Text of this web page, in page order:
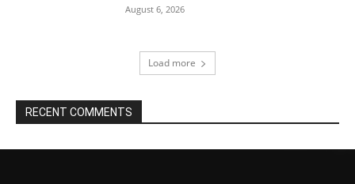
August 6, 2026
Load more
RECENT COMMENTS